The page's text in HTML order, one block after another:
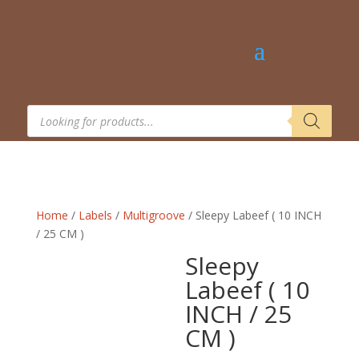
Products
search
Home / Labels / Multigroove / Sleepy Labeef ( 10 INCH
/ 25 CM )
Sleepy
Labeef ( 10
INCH / 25
CM )